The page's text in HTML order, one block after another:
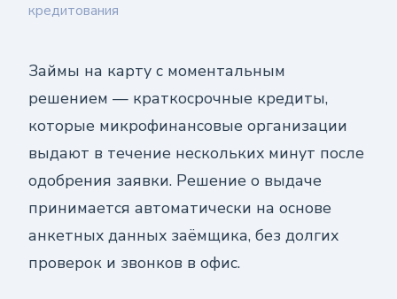
кредитования
Займы на карту с моментальным
решением — краткосрочные кредиты,
которые микрофинансовые организации
выдают в течение нескольких минут после
одобрения заявки. Решение о выдаче
принимается автоматически на основе
анкетных данных заёмщика, без долгих
проверок и звонков в офис.